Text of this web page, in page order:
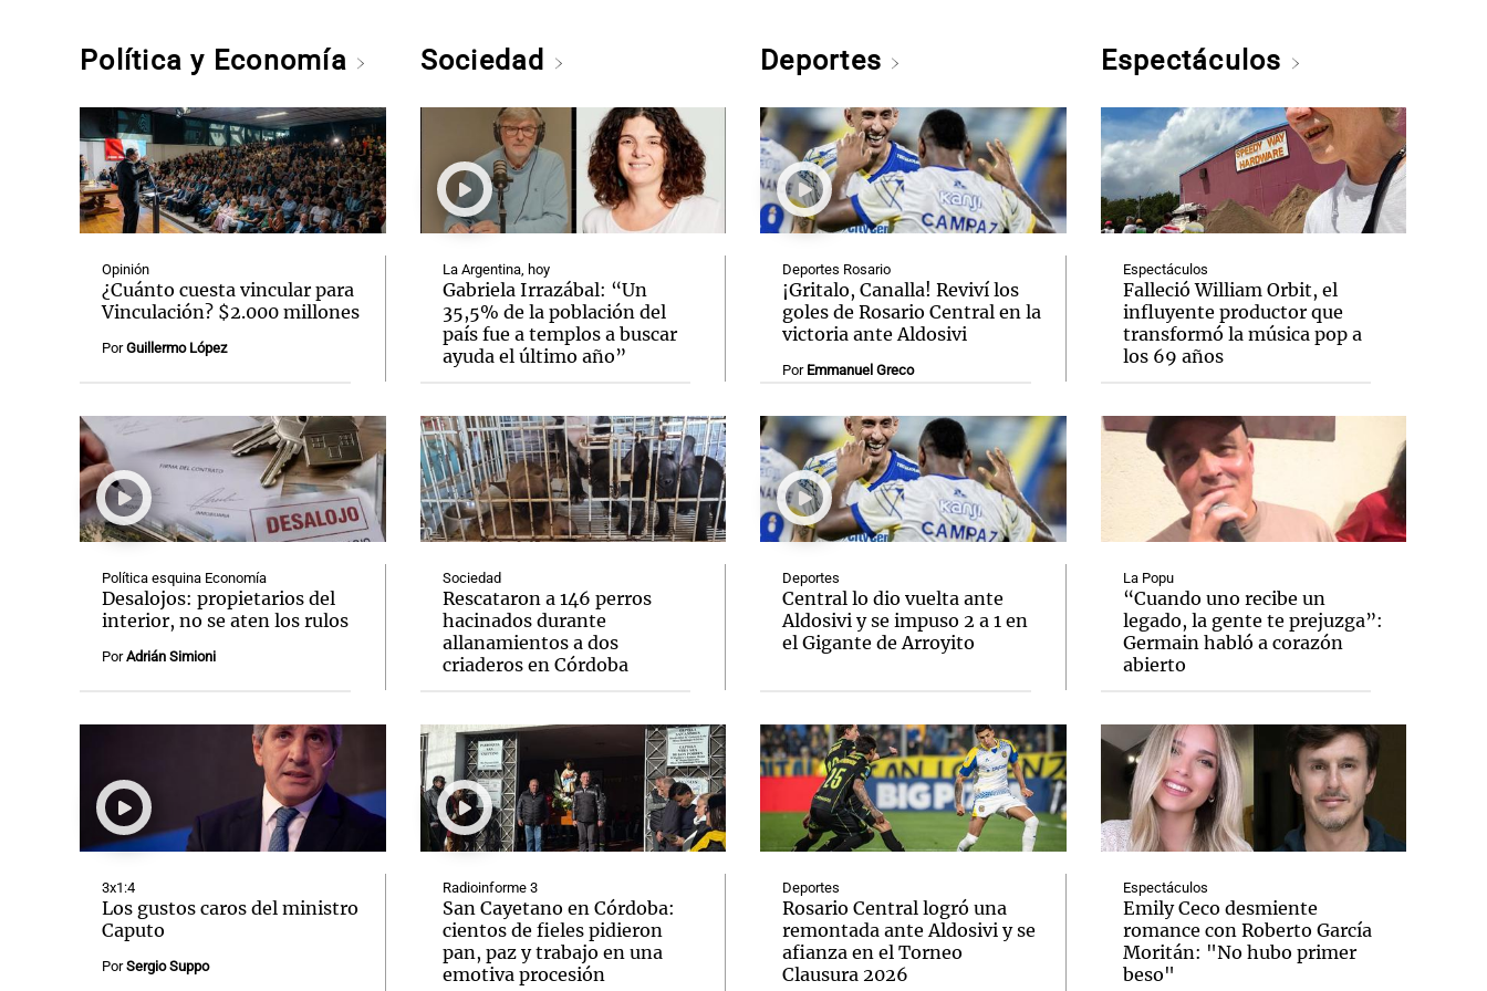
Política y Economía
Opinión
¿Cuánto cuesta vincular para
Vinculación? $2.000 millones
PorGuillermo López
Política esquina Economía
Desalojos: propietarios del
interior, no se aten los rulos
PorAdrián Simioni
3x1:4
Los gustos caros del ministro
Caputo
PorSergio Suppo
Sociedad
La Argentina, hoy
Gabriela Irrazábal: “Un
35,5% de la población del
país fue a templos a buscar
ayuda el último año”
Sociedad
Rescataron a 146 perros
hacinados durante
allanamientos a dos
criaderos en Córdoba
Radioinforme 3
San Cayetano en Córdoba:
cientos de fieles pidieron
pan, paz y trabajo en una
emotiva procesión
Deportes
Deportes Rosario
¡Gritalo, Canalla! Reviví los
goles de Rosario Central en la
victoria ante Aldosivi
Por Emmanuel Greco
Deportes
Central lo dio vuelta ante
Aldosivi y se impuso 2 a 1 en
el Gigante de Arroyito
Deportes
Rosario Central logró una
remontada ante Aldosivi y se
afianza en el Torneo
Clausura 2026
Espectáculos
Espectáculos
Falleció William Orbit, el
influyente productor que
transformó la música pop a
los 69 años
La Popu
“Cuando uno recibe un
legado, la gente te prejuzga”:
Germain habló a corazón
abierto
Espectáculos
Emily Ceco desmiente
romance con Roberto García
Moritán: "No hubo primer
beso"
Notas
El huracán de Arequito
Notas
Cadena 3 en Groenlandia
Notas